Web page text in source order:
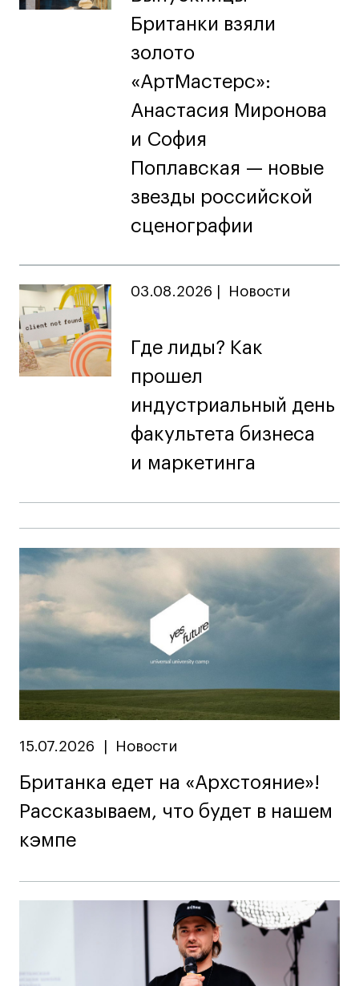
Британки взяли
золото
«АртМастерс»:
Анастасия Миронова
и София
Поплавская — новые
звезды российской
сценографии
03.08.2026 Новости
Где лиды? Как
прошел
индустриальный день
факультета бизнеса
и маркетинга
15.07.2026 Новости
Британка едет на «Архстояние»!
Рассказываем, что будет в нашем
кэмпе